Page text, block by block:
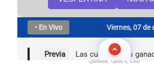
Quinielas, Quini 6, Loto